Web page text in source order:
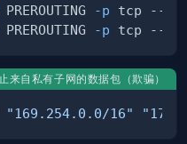
PREROUTING -p tcp --
PREROUTING -p tcp --tcp-
来自私有子网的数据包（欺骗）
"169.254.0.0/16"